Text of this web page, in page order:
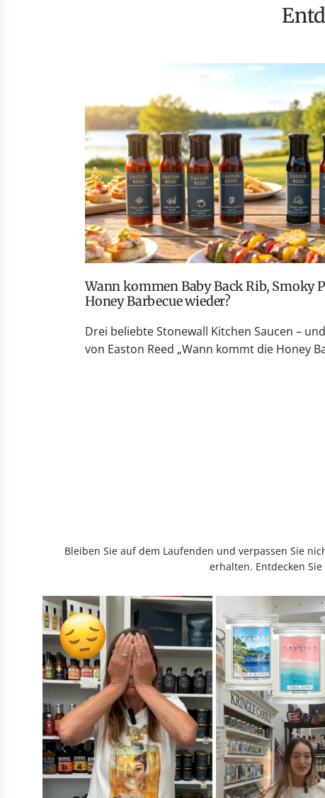
r
e
P
r
e
i
s
Wann kommen Baby Back Rib, Smoky Peach Whiskey und
Honey Barbecue wieder?
Drei beliebte Stonewall Kitchen Saucen –
von Easton Reed „Wann kommt die Honey
Bleiben Sie auf dem Laufenden und verpassen Sie
erhalten. Entdecken